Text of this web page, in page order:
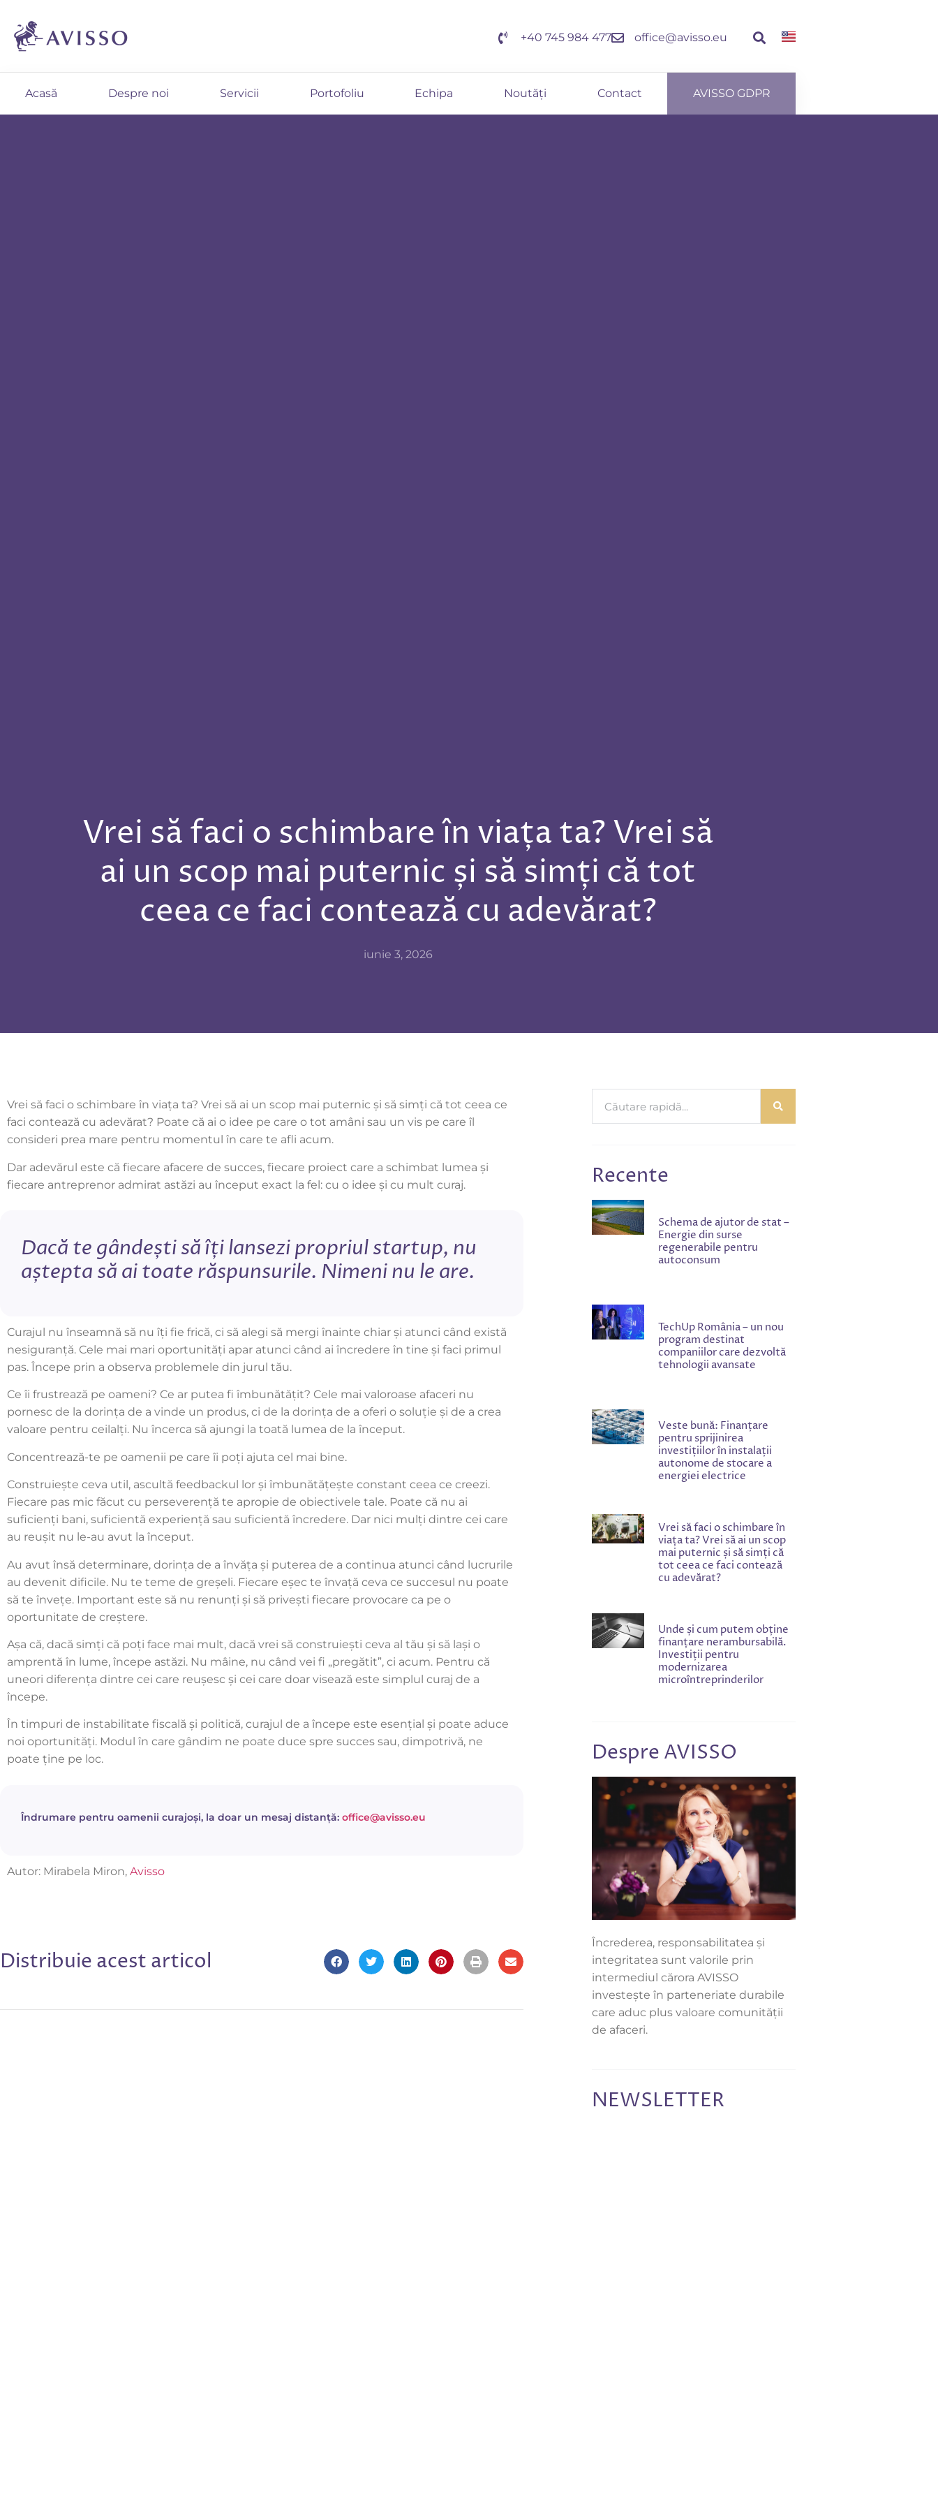
+40 745 984 477 office@avisso.eu
Acasă Despre noi Servicii Portofoliu Echipa Noutăți Contact AVISSO GDPR
Vrei să faci o schimbare în viața ta? Vrei să
ai un scop mai puternic și să simți că tot
ceea ce faci contează cu adevărat?
iunie 3, 2026
Vrei să faci o schimbare în viața ta? Vrei să ai un scop mai puternic și să simți că tot ceea ce
faci contează cu adevărat? Poate că ai o idee pe care o tot amâni sau un vis pe care îl
consideri prea mare pentru momentul în care te afli acum.
Dar adevărul este că fiecare afacere de succes, fiecare proiect care a schimbat lumea și
fiecare antreprenor admirat astăzi au început exact la fel: cu o idee și cu mult curaj.
Dacă te gândești să îți lansezi propriul startup, nu
aștepta să ai toate răspunsurile. Nimeni nu le are.
Curajul nu înseamnă să nu îți fie frică, ci să alegi să mergi înainte chiar și atunci când există
nesiguranță. Cele mai mari oportunități apar atunci când ai încredere în tine și faci primul
pas. Începe prin a observa problemele din jurul tău.
Ce îi frustrează pe oameni? Ce ar putea fi îmbunătățit? Cele mai valoroase afaceri nu
pornesc de la dorința de a vinde un produs, ci de la dorința de a oferi o soluție și de a crea
valoare pentru ceilalți. Nu încerca să ajungi la toată lumea de la început.
Concentrează-te pe oamenii pe care îi poți ajuta cel mai bine.
Construiește ceva util, ascultă feedbackul lor și îmbunătățește constant ceea ce creezi.
Fiecare pas mic făcut cu perseverență te apropie de obiectivele tale. Poate că nu ai
suficienți bani, suficientă experiență sau suficientă încredere. Dar nici mulți dintre cei care
au reușit nu le-au avut la început.
Au avut însă determinare, dorința de a învăța și puterea de a continua atunci când lucrurile
au devenit dificile. Nu te teme de greșeli. Fiecare eșec te învață ceva ce succesul nu poate
să te învețe. Important este să nu renunți și să privești fiecare provocare ca pe o
oportunitate de creștere.
Așa că, dacă simți că poți face mai mult, dacă vrei să construiești ceva al tău și să lași o
amprentă în lume, începe astăzi. Nu mâine, nu când vei fi „pregătit”, ci acum. Pentru că
uneori diferența dintre cei care reușesc și cei care doar visează este simplul curaj de a
începe.
În timpuri de instabilitate fiscală și politică, curajul de a începe este esențial și poate aduce
noi oportunități. Modul în care gândim ne poate duce spre succes sau, dimpotrivă, ne
poate ține pe loc.
Îndrumare pentru oamenii curajoși, la doar un mesaj distanță: office@avisso.eu
Autor: Mirabela Miron, Avisso
Distribuie acest articol
Recente
Schema de ajutor de stat –
Energie din surse
regenerabile pentru
autoconsum
TechUp România – un nou
program destinat
companiilor care dezvoltă
tehnologii avansate
Veste bună: Finanțare
pentru sprijinirea
investițiilor în instalații
autonome de stocare a
energiei electrice
Vrei să faci o schimbare în
viața ta? Vrei să ai un scop
mai puternic și să simți că
tot ceea ce faci contează
cu adevărat?
Unde și cum putem obține
finanțare nerambursabilă.
Investiții pentru
modernizarea
microîntreprinderilor
Despre AVISSO
Încrederea, responsabilitatea și
integritatea sunt valorile prin
intermediul cărora AVISSO
investește în parteneriate durabile
care aduc plus valoare comunității
de afaceri.
NEWSLETTER